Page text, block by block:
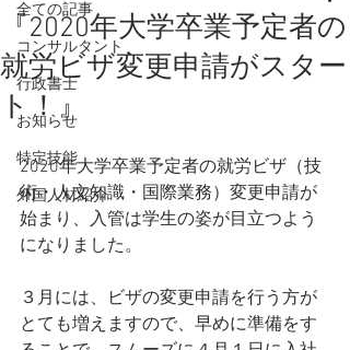
全ての記事
コンサルタント
行政書士
お知らせ
特定技能
外国人材紹介
『2020年大学卒業予定者の
就労ビザ変更申請がスター
ト！』
2020年大学卒業予定者の就労ビザ（技
術・人文知識・国際業務）変更申請が
始まり、入管は学生の姿が目立つよう
になりました。
３月には、ビザの変更申請を行う方が
とても増えますので、早めに準備をす